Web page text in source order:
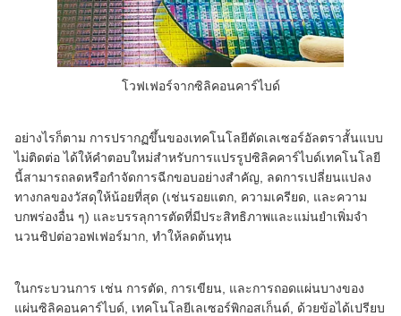
โวฟเฟอร์จากซิลิคอนคาร์ไบด์
อย่างไรก็ตาม การปรากฏขึ้นของเทคโนโลยีตัดเลเซอร์อัลตราสั้นแบบ
ไม่ติดต่อ ได้ให้คําตอบใหม่สําหรับการแปรรูปซิลิคคาร์ไบด์เทคโนโลยี
นี้สามารถลดหรือกําจัดการฉีกขอบอย่างสําคัญ, ลดการเปลี่ยนแปลง
ทางกลของวัสดุให้น้อยที่สุด (เช่นรอยแตก, ความเครียด, และความ
บกพร่องอื่น ๆ) และบรรลุการตัดที่มีประสิทธิภาพและแม่นยําเพิ่มจํา
นวนชิปต่อวอฟเฟอร์มาก, ทําให้ลดต้นทุน
ในกระบวนการ เช่น การตัด, การเขียน, และการถอดแผ่นบางของ
แผ่นซิลิคอนคาร์ไบด์, เทคโนโลยีเลเซอร์พิกอสเก็นด์, ด้วยข้อได้เปรียบ